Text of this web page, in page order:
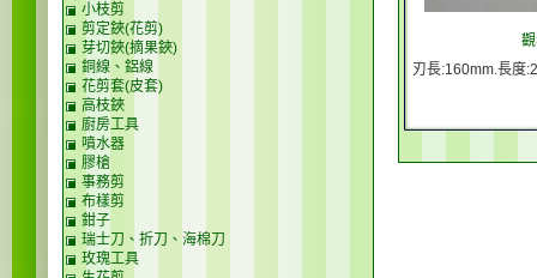
刃長:160mm.長度
小枝剪
剪定鋏(花剪)
芽切鋏(摘果鋏)
銅線、鋁線
花剪套(皮套)
高枝鋏
廚房工具
噴水器
膠槍
事務剪
布樣剪
鉗子
瑞士刀、折刀、海棉刀
玫瑰工具